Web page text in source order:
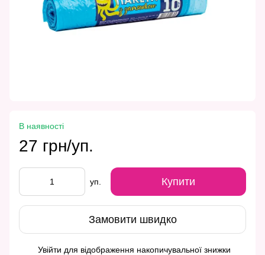
В наявності
27 грн/уп.
уп. Купити
Замовити швидко
Увійти для відображення накопичувальної знижки